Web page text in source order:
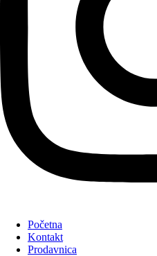
Početna
Kontakt
Prodavnica